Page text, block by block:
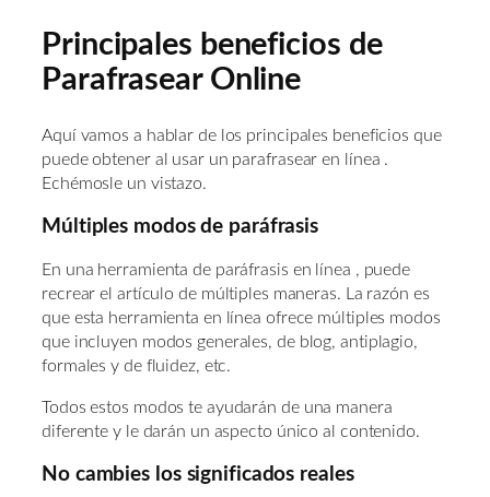
Principales beneficios de
Parafrasear Online
Aquí vamos a hablar de los principales beneficios que
puede obtener al usar un parafrasear en línea .
Echémosle un vistazo.
Múltiples modos de paráfrasis
En una herramienta de paráfrasis en línea , puede
recrear el artículo de múltiples maneras. La razón es
que esta herramienta en línea ofrece múltiples modos
que incluyen modos generales, de blog, antiplagio,
formales y de fluidez, etc.
Todos estos modos te ayudarán de una manera
diferente y le darán un aspecto único al contenido.
No cambies los significados reales